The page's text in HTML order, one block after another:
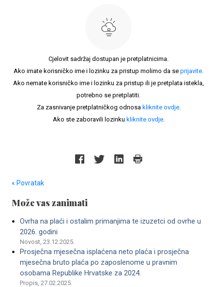
Cjelovit sadržaj dostupan je pretplatnicima.
Ako imate korisničko ime i lozinku za pristup molimo da se prijavite.
Ako nemate korisničko ime i lozinku za pristup ili je pretplata istekla,
potrebno se pretplatiti.
Za zasnivanje pretplatničkog odnosa kliknite ovdje.
Ako ste zaboravili lozinku kliknite ovdje.
« Povratak
Može vas zanimati
Ovrha na plaći i ostalim primanjima te izuzetci od ovrhe u
2026. godini
Novost, 23.12.2025.
Prosječna mjesečna isplaćena neto plaća i prosječna
mjesečna bruto plaća po zaposlenome u pravnim
osobama Republike Hrvatske za 2024.
Propis, 27.02.2025.